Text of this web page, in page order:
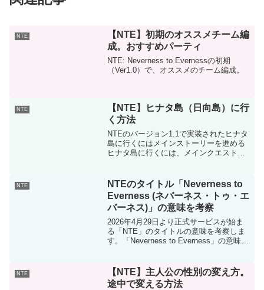
NTE
【NTE】初期のオススメチーム編
成。おすすめパーティ
NTE: Neverness to Evernessの初期
（Ver1.0）で、オススメのチーム編成。
NTE
【NTE】ヒナタ島（日向島）に行
く方法
NTEのバージョン1.1で実装されたヒナタ
島に行くにはメインストーリーを進める
ヒナタ島に行くには、メインクエストの
島へ行けるようになります🏝️
NTE
NTEのタイトル「Neverness to
Everness (ネバーネス・トゥ・エ
バーネス)」の意味を考察
2026年4月29日より正式サービスが始ま
る「NTE」のタイトルの意味を考察しま
す。「Neverness to Everness」の意味
遠に存在す...
NTE
【NTE】主人公の性別の変え方。
途中で変える方法